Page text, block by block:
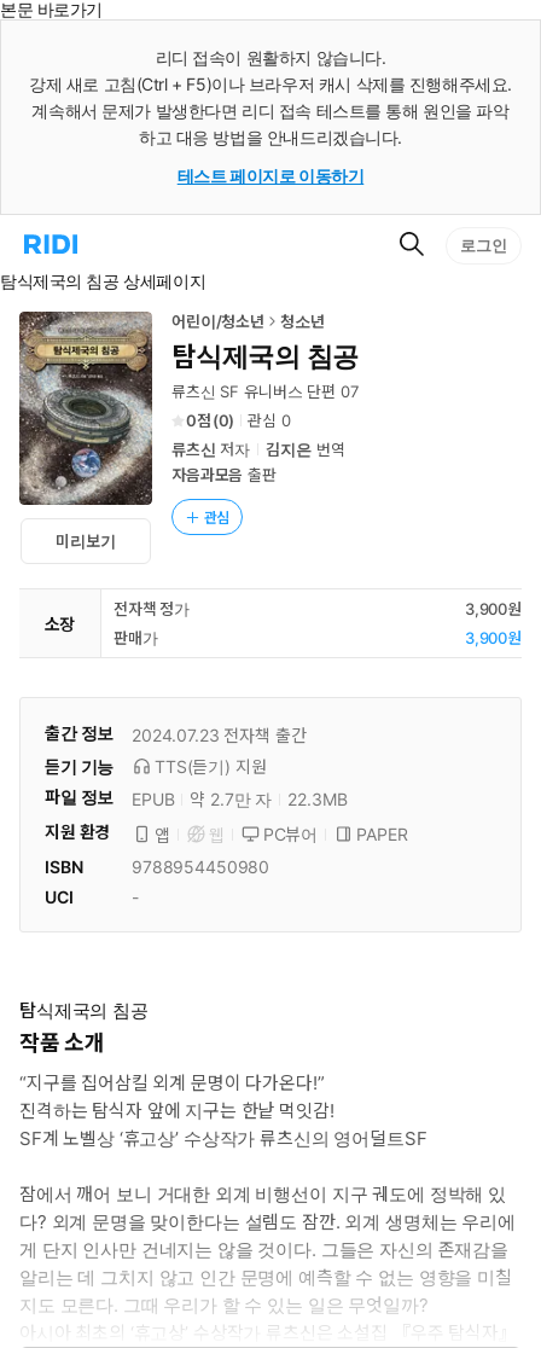
본문 바로가기
리디 접속이 원활하지 않습니다.
강제 새로 고침(Ctrl + F5)이나 브라우저 캐시 삭제를 진행해주세요.
계속해서 문제가 발생한다면 리디 접속 테스트를 통해 원인을 파악
하고 대응 방법을 안내드리겠습니다.
테스트 페이지로 이동하기
리
홈
로
이
동
검
로그인
탐식제국의 침공 상세페이지
미리보기
어린이/청소년 청소년
탐식제국의 침공
류츠신 SF 유니버스 단편 07
0
(0) 관심 0
류츠신 저자 김지은번역
자음과모음 출판
관심
소장
전자책 정가
3,900원
판매가
3,900원
출간 정보 2024.07.23 전자책 출간
듣기 기능
TTS(듣기) 지원
파일 정보
EPUB 약 2.7만 자
22.3MB
지원 환경
앱 웹 PC뷰어
PAPER
ISBN
9788954450980
UCI
-
탐식제국의 침공
작품 소개
“지구를 집어삼킬 외계 문명이 다가온다!”
진격하는 탐식자 앞에 지구는 한낱 먹잇감!
SF계 노벨상 ‘휴고상’ 수상작가 류츠신의 영어덜트SF
잠에서 깨어 보니 거대한 외계 비행선이 지구 궤도에 정박해 있
다? 외계 문명을 맞이한다는 설렘도 잠깐. 외계 생명체는 우리에
게 단지 인사만 건네지는 않을 것이다. 그들은 자신의 존재감을
알리는 데 그치지 않고 인간 문명에 예측할 수 없는 영향을 미칠
지도 모른다. 그때 우리가 할 수 있는 일은 무엇일까?
아시아 최초의 ‘휴고상’ 수상작가 류츠신은 소설집 『우주 탐식자』